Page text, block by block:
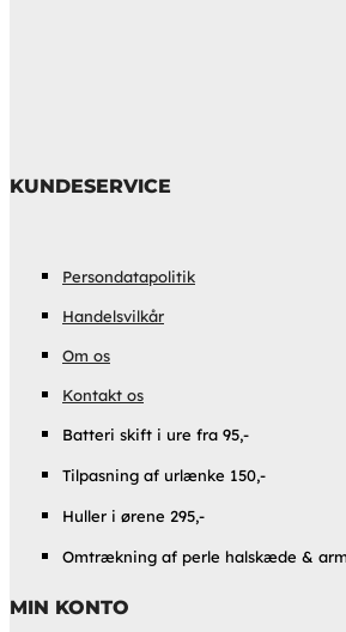
KUNDESERVICE
Persondatapolitik
Handelsvilkår
Om os
Kontakt os
Batteri skift i ure fra 95,-
Tilpasning af urlænke 150,-
Huller i ørene 295,-
Omtrækning af perle halskæde &
MIN KONTO